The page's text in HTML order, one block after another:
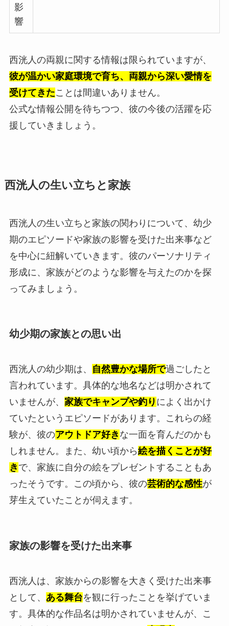
影
響
西洸人の両親に関する情報は限られていますが、
彼が温かい家庭環境で育ち、両親から深い愛情を
受けてきたことは間違いありません。
公式な情報公開を待ちつつ、彼の今後の活躍を応
援していきましょう。
西洸人の生い立ちと家族
西洸人の生い立ちと家族の関わりについて、幼少
期のエピソードや家族の影響を受けた出来事など
を中心に紐解いていきます。彼のパーソナリティ
形成に、家族がどのような影響を与えたのかを探
ってみましょう。
幼少期の家族との思い出
西洸人の幼少期は、 自然豊かな場所で過ごしたと
言われています。具体的な地名などは明かされて
いませんが、 家族でキャンプや釣り によく出かけ
ていたというエピソードがあります。これらの経
験が、彼のアウトドア好き な一面を育んだのかも
しれません。また、幼い頃から絵を描くことが好
き で、家族に自分の絵をプレゼントすることもあ
ったそうです。この頃から、彼の芸術的な感性が
芽生えていたことが伺えます。
家族の影響を受けた出来事
西洸人は、家族からの影響を大きく受けた出来事
として、 ある舞台を観に行ったことを挙げていま
す。具体的な作品名は明かされていませんが、こ